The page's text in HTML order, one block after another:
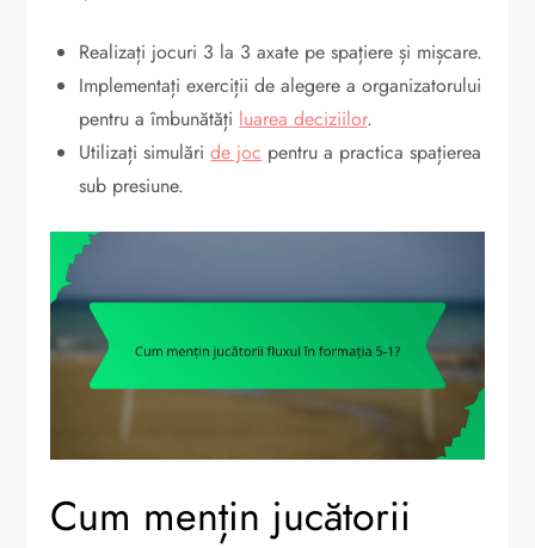
Realizați jocuri 3 la 3 axate pe spațiere și mișcare.
Implementați exerciții de alegere a organizatorului
pentru a îmbunătăți luarea deciziilor.
Utilizați simulăride joc pentru a practica spațierea
sub presiune.
Cum mențin jucătorii